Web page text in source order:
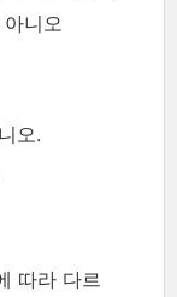
니오
오.
따라 다르